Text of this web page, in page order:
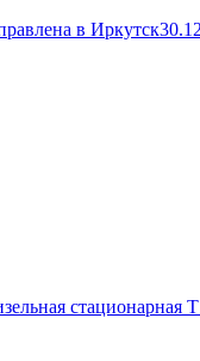
в Иркутск